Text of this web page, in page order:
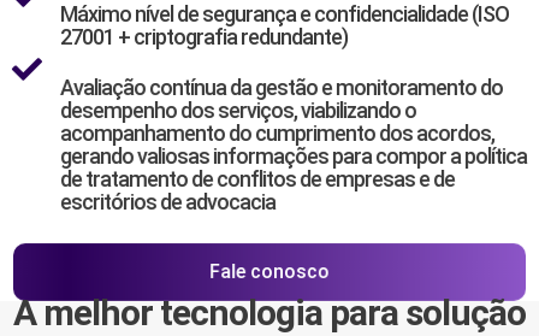
Máximo nível de segurança e confidencialidade (ISO
27001 + criptografia redundante)
Avaliação contínua da gestão e monitoramento do
desempenho dos serviços, viabilizando o
acompanhamento do cumprimento dos acordos,
gerando valiosas informações para compor a política
de tratamento de conflitos de empresas e de
escritórios de advocacia
Fale conosco
A melhor tecnologia para solução